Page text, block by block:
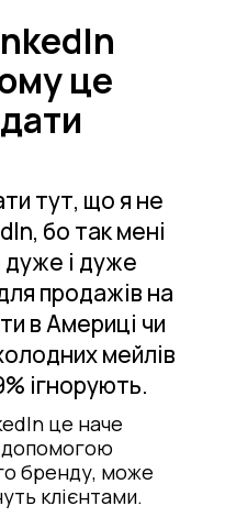
це
тут, що я не
бо так мені
і дуже
продажів на
в Америці чи
мейлів
ігнорують.
це наче
допомогою
бренду, може
клієнтами.